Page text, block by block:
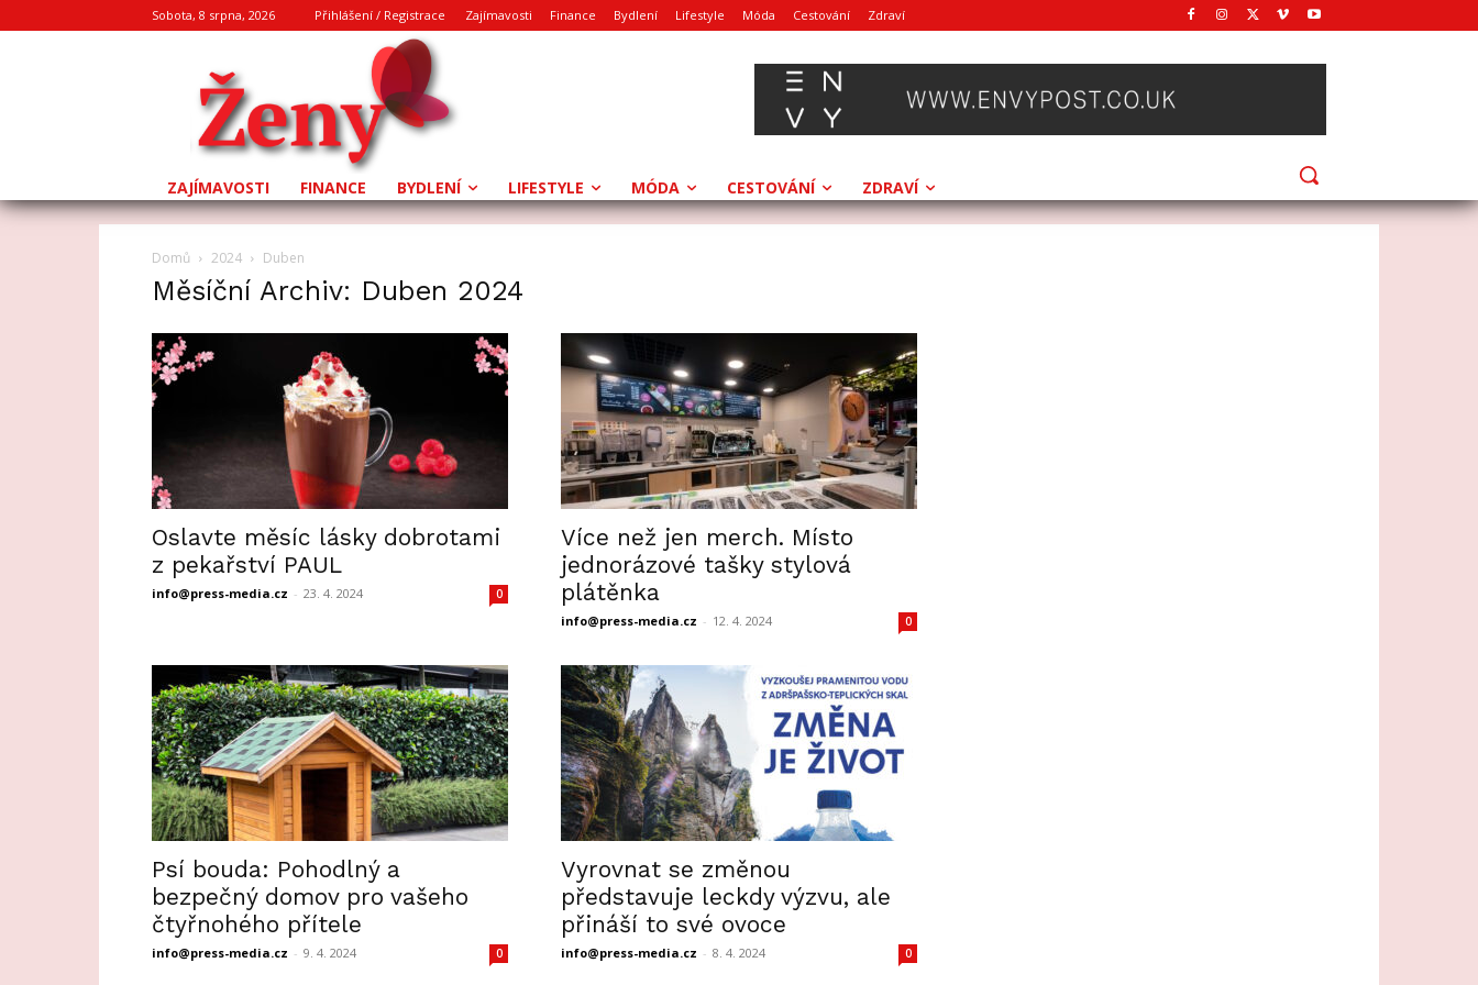
Sobota, 8 srpna, 2026 Přihlášení / Registrace Zajímavosti Finance Bydlení Lifestyle Móda Cestování Zdraví
ZAJÍMAVOSTI FINANCE BYDLENÍ LIFESTYLE MÓDA CESTOVÁNÍ ZDRAVÍ
Domů 2024 Duben
Měsíční Archiv: Duben 2024
Oslavte měsíc lásky dobrotami
z pekařství PAUL
info@press-media.cz - 23. 4. 2024 0
Více než jen merch. Místo
jednorázové tašky stylová
plátěnka
info@press-media.cz - 12. 4. 2024 0
Psí bouda: Pohodlný a
bezpečný domov pro vašeho
čtyřnohého přítele
info@press-media.cz - 9. 4. 2024 0
Vyrovnat se změnou
představuje leckdy výzvu, ale
přináší to své ovoce
info@press-media.cz - 8. 4. 2024 0